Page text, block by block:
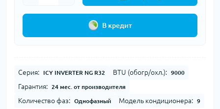
В кредит
Серия: ICY INVERTER NG R32 BTU (обогр/охл.): 9000
Гарантия: 24 мес. от производителя
Количество фаз: Однофазный Модель кондиционера: 9